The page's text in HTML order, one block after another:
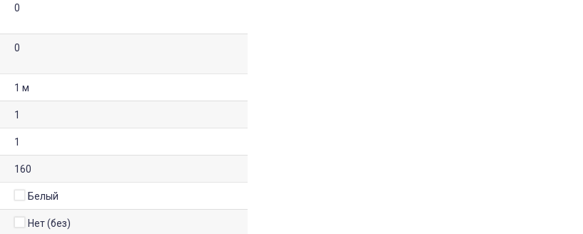
0
0
1 м
1
1
160
Белый
Нет (без)